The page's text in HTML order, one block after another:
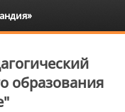
образования